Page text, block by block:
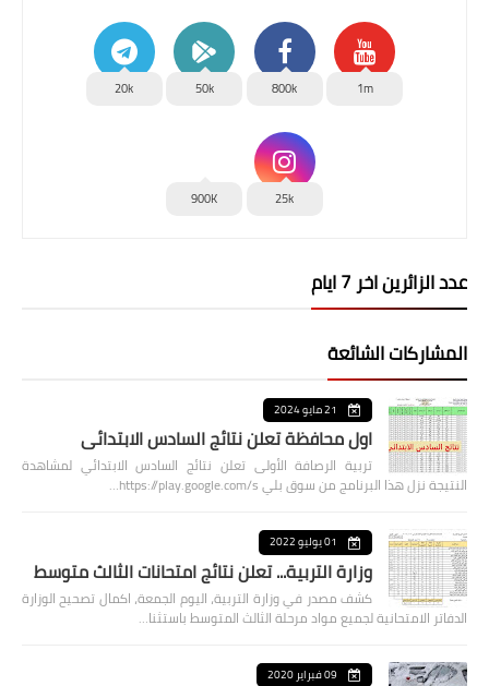
1m
800k
50k
20k
25k
900K
عدد الزائرين اخر 7 ايام
المشاركات الشائعة
21 مايو 2024
اول محافظة تعلن نتائج السادس الابتدائي
تربية الرصافة الأولى تعلن نتائج السادس الابتدائي لمشاهدة
النتيجة نزل هذا البرنامج من سوق بلي https://play.google.com/s…
01 يوليو 2022
وزارة التربية... تعلن نتائج امتحانات الثالث متوسط
كشف مصدر في وزارة التربية، اليوم الجمعة، اكمال تصحيح الوزارة
الدفاتر الامتحانية لجميع مواد مرحلة الثالث المتوسط باستثنا…
09 فبراير 2020